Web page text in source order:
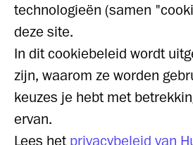
technologieën (samen
deze site.
In dit cookiebeleid wordt
zijn, waarom ze worden
keuzes je hebt met
ervan.
Lees hetprivacybeleid van